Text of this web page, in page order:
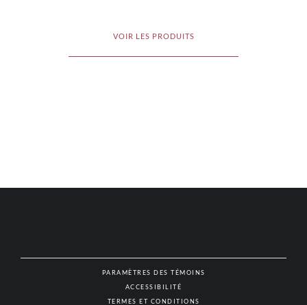
VOIR LES PRODUITS
PARAMÈTRES DES TÉMOINS
ACCESSIBILITÉ
TERMES ET CONDITIONS